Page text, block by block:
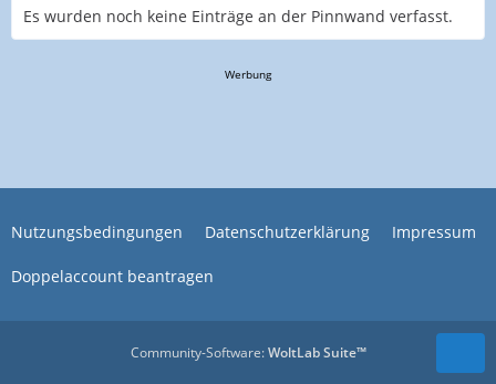
Es wurden noch keine Einträge an der Pinnwand verfasst.
Werbung
Nutzungsbedingungen Datenschutzerklärung Impressum
Doppelaccount beantragen
Community-Software:WoltLab Suite™